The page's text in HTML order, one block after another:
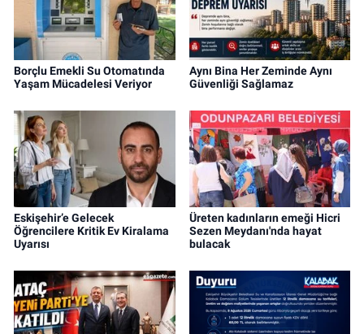
Borçlu Emekli Su Otomatında
Yaşam Mücadelesi Veriyor
Aynı Bina Her Zeminde Aynı
Güvenliği Sağlamaz
Eskişehir’e Gelecek
Öğrencilere Kritik Ev Kiralama
Uyarısı
Üreten kadınların emeği Hicri
Sezen Meydanı'nda hayat
bulacak